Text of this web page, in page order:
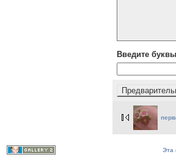
Введите
Эта